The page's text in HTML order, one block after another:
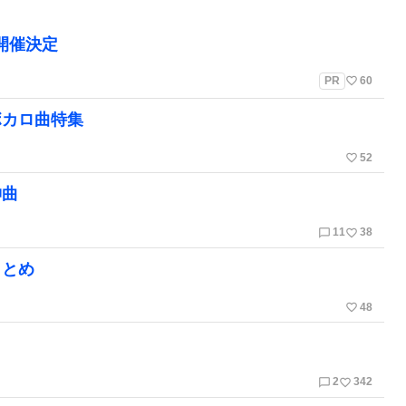
催決定
PR favorite_border 60
ロ曲特集
favorite_border 52
chat_bubble_outline 11 favorite_border 38
め
favorite_border 48
chat_bubble_outline 2favorite_border 342